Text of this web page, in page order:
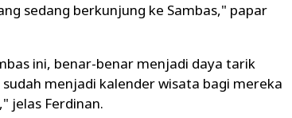
sedang berkunjung ke Sambas," papar
ini, benar-benar menjadi daya tarik
menjadi kalender wisata bagi mereka
jelas Ferdinan.